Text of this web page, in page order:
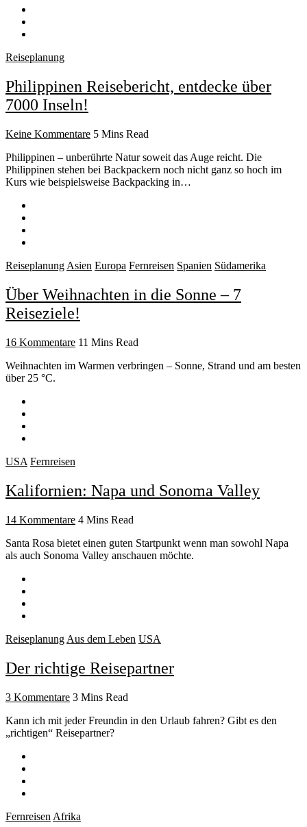
Reiseplanung
Philippinen Reisebericht, entdecke über
7000 Inseln!
Keine Kommentare 5 Mins Read
Philippinen – unberührte Natur soweit das Auge reicht. Die
Philippinen stehen bei Backpackern noch nicht ganz so hoch im
Kurs wie beispielsweise Backpacking in…
Reiseplanung Asien Europa Fernreisen Spanien Südamerika
Über Weihnachten in die Sonne – 7
Reiseziele!
16 Kommentare 11 Mins Read
Weihnachten im Warmen verbringen – Sonne, Strand und am besten
über 25 °C.
USA Fernreisen
Kalifornien: Napa und Sonoma Valley
14 Kommentare 4 Mins Read
Santa Rosa bietet einen guten Startpunkt wenn man sowohl Napa
als auch Sonoma Valley anschauen möchte.
Reiseplanung Aus dem Leben USA
Der richtige Reisepartner
3 Kommentare 3 Mins Read
Kann ich mit jeder Freundin in den Urlaub fahren? Gibt es den
„richtigen“ Reisepartner?
Fernreisen Afrika